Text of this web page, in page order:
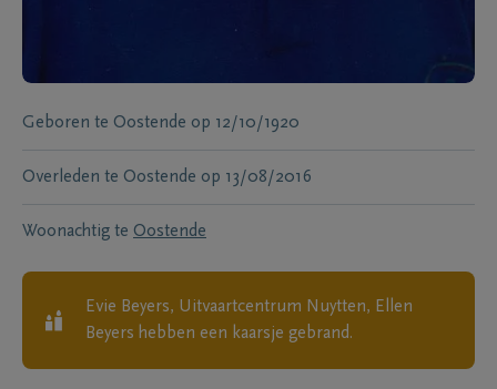
Geboren te Oostende op 12/10/1920
Overleden te Oostende op 13/08/2016
Woonachtig te Oostende
Evie Beyers, Uitvaartcentrum Nuytten, Ellen
Beyers hebben een kaarsje gebrand.